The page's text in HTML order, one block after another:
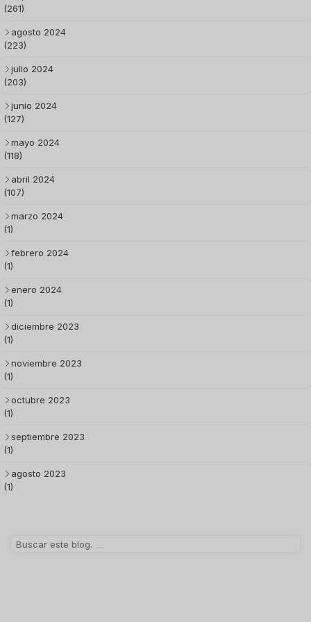
(261)
agosto 2024
(223)
julio 2024
(203)
junio 2024
(127)
mayo 2024
(118)
abril 2024
(107)
marzo 2024
(1)
febrero 2024
(1)
enero 2024
(1)
diciembre 2023
(1)
noviembre 2023
(1)
octubre 2023
(1)
septiembre 2023
(1)
agosto 2023
(1)